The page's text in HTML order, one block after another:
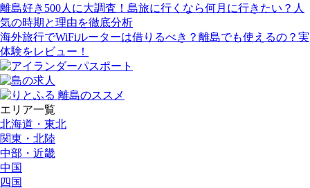
離島好き500人に大調査！島旅に行くなら何月に行きたい？人
気の時期と理由を徹底分析
海外旅行でWiFiルーターは借りるべき？離島でも使えるの？実
体験をレビュー！
エリア一覧
北海道・東北
関東・北陸
中部・近畿
中国
四国